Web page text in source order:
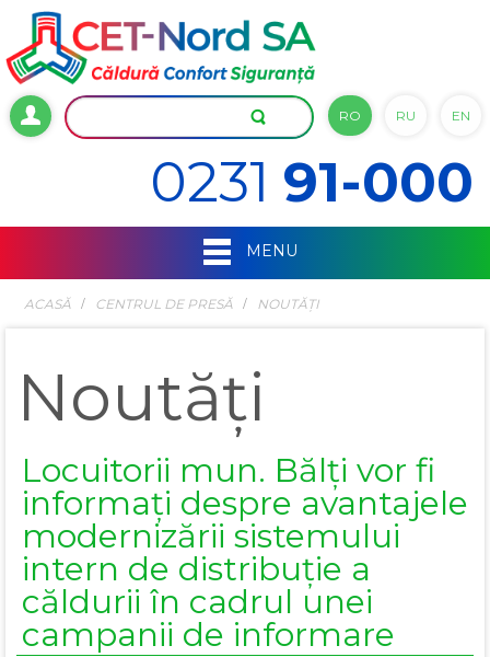
RO RU EN
0231 91-000
MENU
ACASĂ СENTRUL DE PRESĂ NOUTĂȚI
Noutăți
Locuitorii mun. Bălți vor fi
informați despre avantajele
modernizării sistemului
intern de distribuție a
căldurii în cadrul unei
campanii de informare